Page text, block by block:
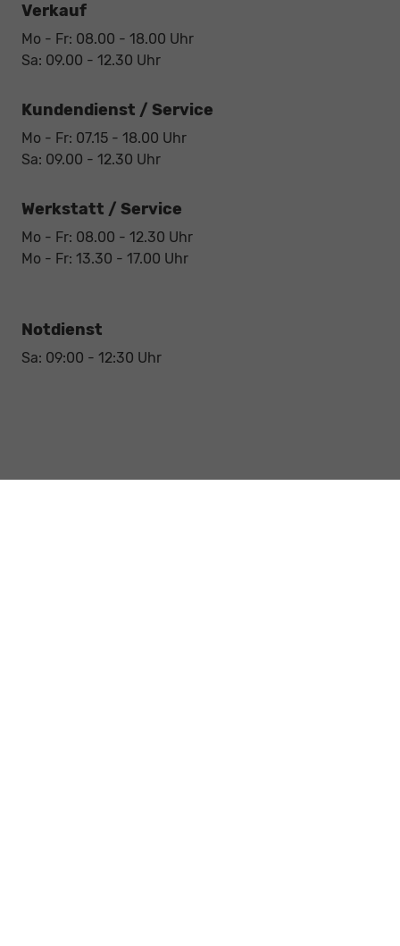
Verkauf
Mo - Fr: 08.00 - 18.00 Uhr
Sa: 09.00 - 12.30 Uhr
Kundendienst / Service
Mo - Fr: 07.15 - 18.00 Uhr
Sa: 09.00 - 12.30 Uhr
Werkstatt / Service
Mo - Fr: 08.00 - 12.30 Uhr
Mo - Fr: 13.30 - 17.00 Uhr
Notdienst
Sa: 09:00 - 12:30 Uhr